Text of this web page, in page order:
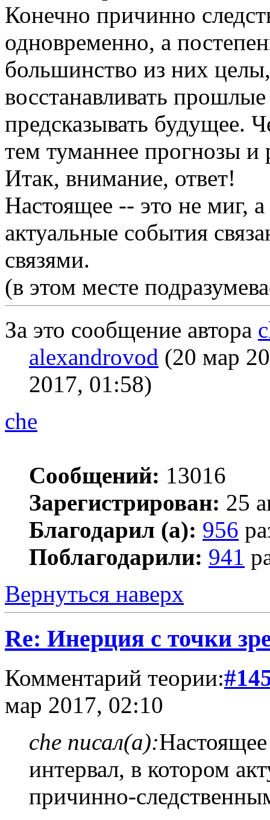
Конечно причинно
одновременно, а
большинство из них
восстанавливать
предсказывать будущее.
тем туманнее прогнозы и
Итак, внимание, ответ!
Настоящее -- это не миг,
актуальные события
связями.
(в этом месте
За это сообщение автора
alexandrovod (20 мар
2017, 01:58)
che
Сообщений: 13016
Зарегистрирован: 25
Благодарил (а): 956
Поблагодарили: 941
Вернуться наверх
Re: Инерция с точки
Комментарий теории:
мар 2017, 02:10
che писал(а):
интервал, в котором
причинно-